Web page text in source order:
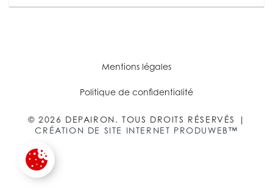
Mentions légales
Politique de confidentialité
© 2026 DEPAIRON. TOUS DROITS RÉSERVÉS |
CRÉATION DE SITE INTERNET PRODUWEB™